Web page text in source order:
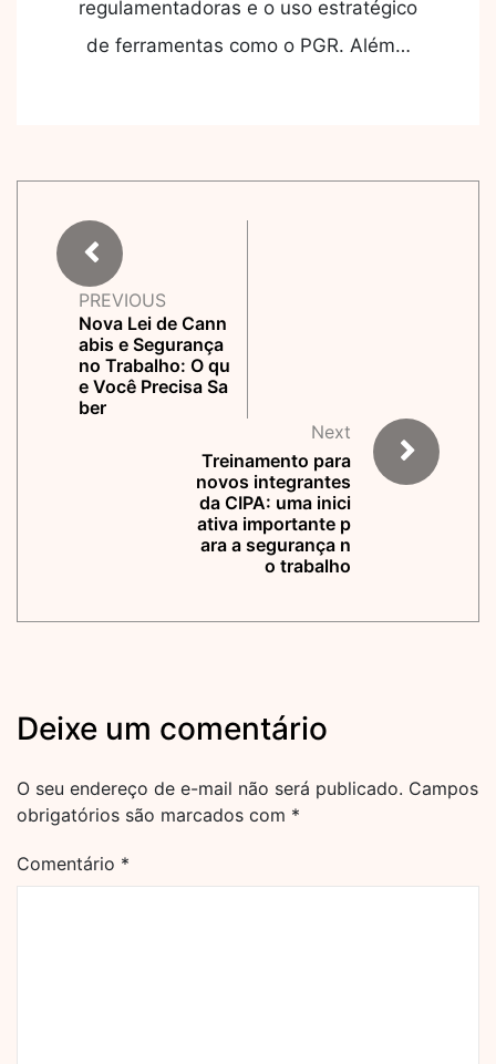
regulamentadoras e o uso estratégico
de ferramentas como o PGR. Além…
PREVIOUS
Nova Lei de Cann
abis e Segurança
no Trabalho: O qu
e Você Precisa Sa
ber
Next
Treinamento para
novos integrantes
da CIPA: uma inici
ativa importante p
ara a segurança n
o trabalho
Deixe um comentário
O seu endereço de e-mail não será publicado. Campos
obrigatórios são marcados com *
Comentário *